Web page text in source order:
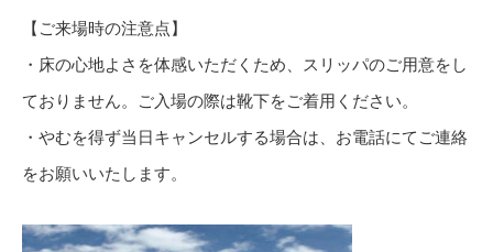
【ご来場時の注意点】
・床の心地よさを体感いただくため、スリッパのご用意をし
ておりません。ご入場の際は靴下をご着用ください。
・やむを得ず当日キャンセルする場合は、お電話にてご連絡
をお願いいたします。